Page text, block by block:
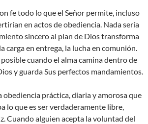
fe todo lo que el Señor permite, incluso
en actos de obediencia. Nada sería
sincero al plan de Dios transforma
carga en entrega, la lucha en comunión.
cuando el alma camina dentro de
y guarda Sus perfectos mandamientos.
obediencia práctica, diaria y amorosa que
lo que es ser verdaderamente libre,
Cuando alguien acepta la voluntad del